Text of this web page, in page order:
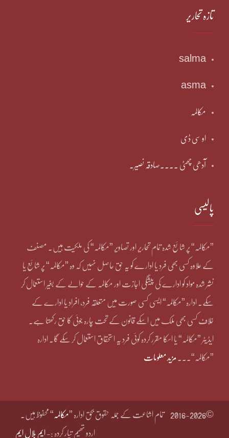
تازہ تحاریر
salma
asma
مکالمہ
او سی ڈی
آدھی چھٹی ۔۔۔۔صادقہ نصیر۔
پالیسی
”مکالمہ“ پر شائع شدہ تمام تحاریر اور تصاویر ”مکالمہ“ کی ملکیت ہیں۔ مصنف
کے علاوہ کسی بھی فرد یا ادارے کو یہ حق حاصل نہیں کہ وہ ”مکالمہ“ پر شائع یا
نشر شدہ مواد کو ادارے کی پیشگی اجازت اور مکالمہ کے حوالے کے بغیر استعمال کر
سکے۔ ادارہ ”مکالمہ“ ایسی کسی صورت میں متعلقہ فرد، افراد یا ادارے کے
خلاف کسی بھی ملک میں اسکے قانون کے تحت چارہ جوئی کا حق رکھتا ہے۔
ایڈیٹر ”مکالمہ“ یا اسکا مقرر کردہ کوئی فرد یہ استحقاق استعمال کر سکے گا۔ ادارہ
”مکالمہ“۔۔۔ مزید معلومات
©2016-2026 تمام اشاعت کے جملہ حقوق بحق ادارہ ”مکالمہ “ محفوظ ہیں۔
اردو تھیم تیار کردہ :- ایم بلال ایم